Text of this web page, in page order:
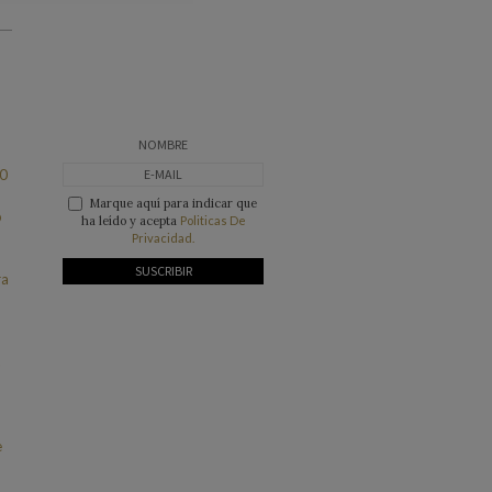
Marque aquí para indicar que
ha leído y acepta Politicas De
Privacidad.